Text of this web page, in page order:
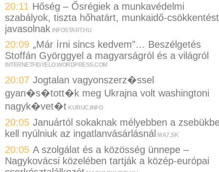
20:11 Hőség – Ősrégiek a munkavédelmi
szabályok, tiszta hőhatárt, munkaidő-csökkentést
javasolnak INFOSTART.HU
20:09 „Már írni sincs kedvem”… Beszélgetés
Stoffán Györggyel a magyarságról és a világról
INTERNETFIGYELO.WORDPRESS.COM
20:07 Jogtalan vagyonszerz�ssel
gyan�s�tott�k meg Ukrajna volt washingtoni
nagyk�vet�t KURUC.INFO
20:05 Januártól sokaknak mélyebben a
kell nyúlniuk az ingatlanvásárlásnál
MA7.SK
20:05 A szolgálat és a közösség ünnepe –
Nagykovácsi közelében tartják a közép-európai